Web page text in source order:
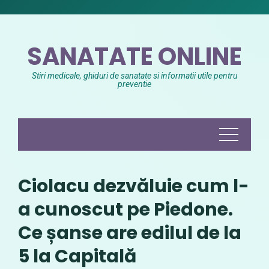
SANATATE ONLINE
Stiri medicale, ghiduri de sanatate si informatii utile pentru
preventie
Ciolacu dezvăluie cum l-
a cunoscut pe Piedone.
Ce șanse are edilul de la
5 la Capitală